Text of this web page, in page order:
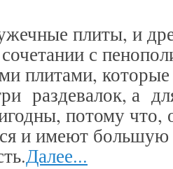
плиты, и
с
плитами,
раздевалок, а
потому что,
и имеют большую
Далее...